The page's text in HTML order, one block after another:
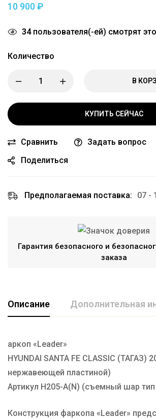
10 900₽
34пользователя(-ей) смотрят
Количество
В
КУПИТЬ СЕЙЧАС
Сравнить
Задать вопрос
Поделиться
Предполагаемая поставка: 07 -
Гарантия безопасного и
заказа
Описание Дополнительная
аркоп «Leader»
HYUNDAI SANTA FE CLASSIC (ТАГАЗ)
нержавеющей пластиной)
Артикул H205-A(N) (съемный шар тип
Конструкция фаркопа «Leader»
Марка авто
Производитель TAVIALS
Тип Шара
А